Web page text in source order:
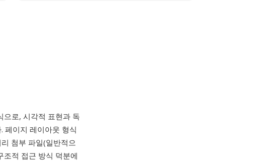
로, 시각적 표현과 독
페이지 레이아웃 형식
첨부 파일(일반적으
조적 접근 방식 덕분에